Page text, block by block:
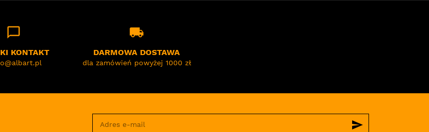
chat_bubble_outline
KONTAKT
local_shipping
DARMOWA DOSTAWA
dla zamówień powyżej 1000 zł
send